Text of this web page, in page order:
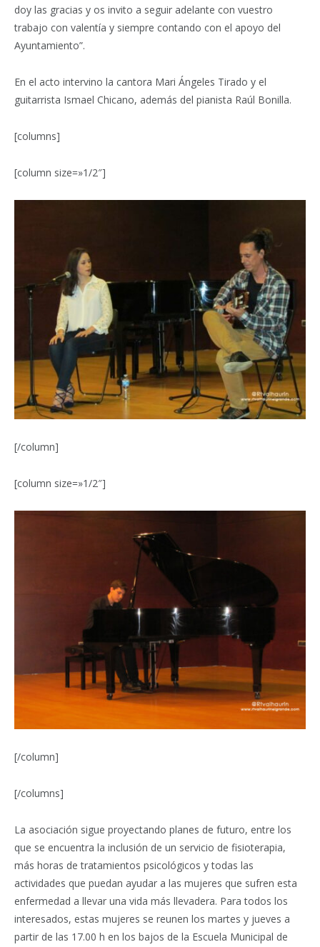
doy las gracias y os invito a seguir adelante con vuestro
trabajo con valentía y siempre contando con el apoyo del
Ayuntamiento”.
En el acto intervino la cantora Mari Ángeles Tirado y el
guitarrista Ismael Chicano, además del pianista Raúl Bonilla.
[columns]
[column size=»1/2″]
[/column]
[column size=»1/2″]
[/column]
[/columns]
La asociación sigue proyectando planes de futuro, entre los
que se encuentra la inclusión de un servicio de fisioterapia,
más horas de tratamientos psicológicos y todas las
actividades que puedan ayudar a las mujeres que sufren esta
enfermedad a llevar una vida más llevadera. Para todos los
interesados, estas mujeres se reunen los martes y jueves a
partir de las 17.00 h en los bajos de la Escuela Municipal de